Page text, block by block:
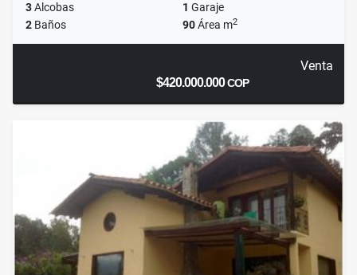
3Alcobas 1 Garaje
2 Baños 90Área m2
Venta
$420.000.000COP